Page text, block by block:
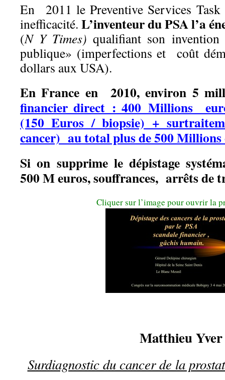
En 2011 le Preventive Services
inefficacité. L’inventeur du PSA l’a
(N Y Times) qualifiant son invention
publique» (imperfections et coût
dollars aux USA).
En France en 2010, environ 5
financier direct : 400 Millions
(150 Euros / biopsie) +
cancer) au total plus de 500 Millions
Si on supprime le dépistage
500 M euros, souffrances, arrêts de
Cliquer sur l’image pour ouvrir la
Matthieu Yver
Surdiagnostic du cancer de la